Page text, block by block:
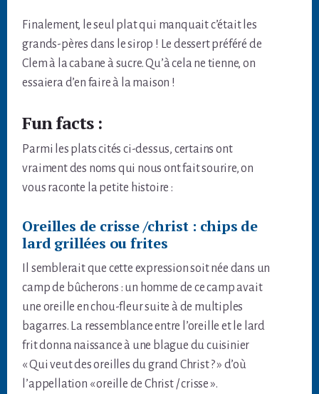
Finalement, le seul plat qui manquait c’était les
grands-pères dans le sirop ! Le dessert préféré de
Clem à la cabane à sucre. Qu’à cela ne tienne, on
essaiera d’en faire à la maison !
Fun facts :
Parmi les plats cités ci-dessus, certains ont
vraiment des noms qui nous ont fait sourire, on
vous raconte la petite histoire :
Oreilles de crisse /christ : chips de
lard grillées ou frites
Il semblerait que cette expression soit née dans un
camp de bûcherons : un homme de ce camp avait
une oreille en chou-fleur suite à de multiples
bagarres. La ressemblance entre l’oreille et le lard
frit donna naissance à une blague du cuisinier
« Qui veut des oreilles du grand Christ ? » d’où
l’appellation « oreille de Christ / crisse ».